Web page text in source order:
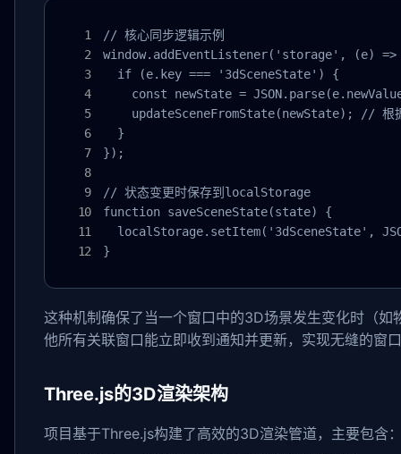
// 核心同步逻辑示例
window.addEventListener('storage', (e)
  if (e.key === '3dSceneState') {
const newState =
updateSceneFromState(newState); // 根
  }
});
// 状态变更时保存到localStorage
function saveSceneState(state) {
localStorage.setItem('3dSceneState',
}
这种机制确保了当一个窗口中的3D场景发生变化时（如
他所有关联窗口能立即收到通知并更新，实现无缝的窗
Three.js的3D渲染架构
项目基于Three.js构建了高效的3D渲染管道，主要包含